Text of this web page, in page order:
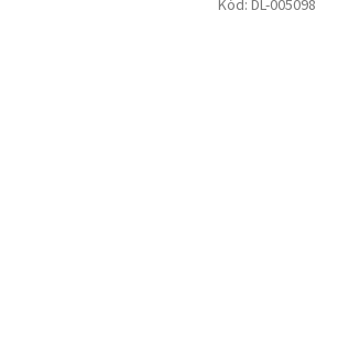
Kód: DL-005098